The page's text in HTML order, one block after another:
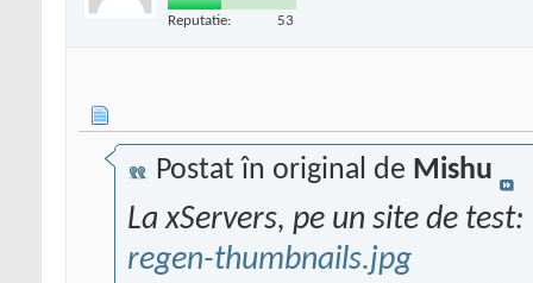
Reputatie: 53
Postat în original de Mishu
La xServers, pe un site de test:
regen-thumbnails.jpg